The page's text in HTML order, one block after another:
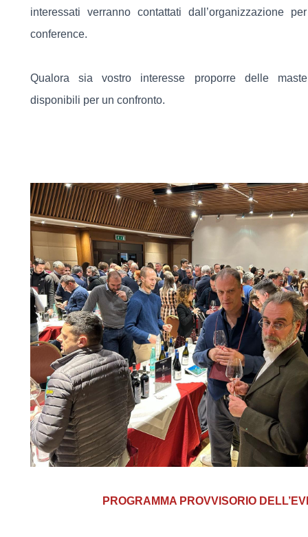
interessati verranno contattati dall’organizzazione
conference.
Qualora sia vostro interesse proporre delle
disponibili per un confronto.
PROGRAMMA PROVVISORIO